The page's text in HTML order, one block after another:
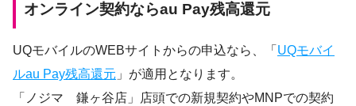
オンライン契約ならau Pay残高還元
UQモバイルのWEBサイトからの申込なら、「 UQモバイ
ルau Pay残高還元 」が適用となります。
「ノジマ 鎌ヶ谷店」店頭での新規契約やMNPでの契約